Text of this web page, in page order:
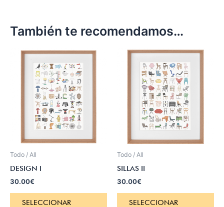
También te recomendamos…
Todo / All
DESIGN I
30.00€
SELECCIONAR
Todo / All
SILLAS II
30.00€
SELECCIONAR